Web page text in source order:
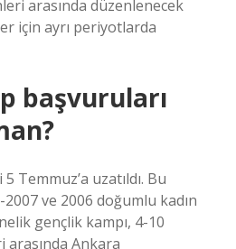
​​arasında düzenlenecek
için ayrı periyotlarda
başvuruları
Temmuz’a uzatıldı. Bu
ve 2006 doğumlu kadın
gençlik kampı, 4-10
Ankara